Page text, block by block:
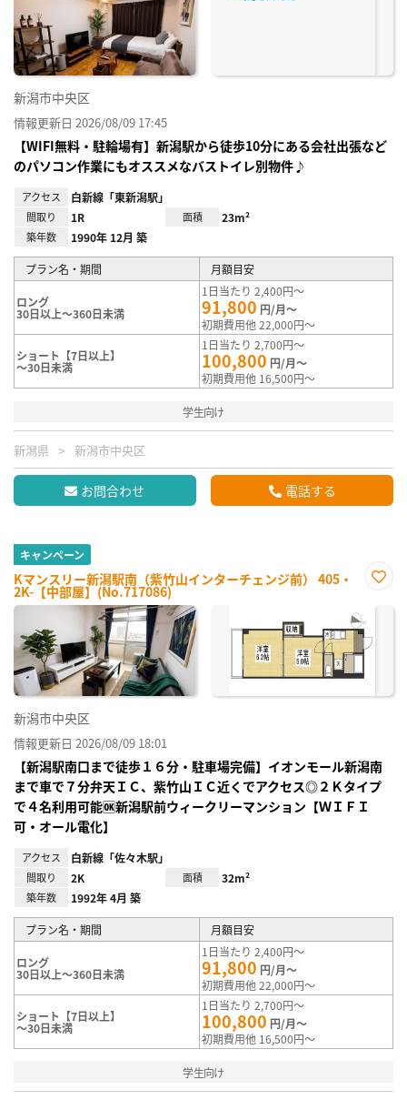
新潟市中央区
情報更新日 2026/08/09 17:45
【WIFI無料・駐輪場有】新潟駅から徒歩10分にある会社出張など
のパソコン作業にもオススメなバストイレ別物件♪
アクセス 白新線「東新潟駅」
間取り 1R 面積 23m²
築年数 1990年 12月 築
プラン名・期間 月額目安
ロング
30日以上～360日未満
1日当たり 2,400円～
91,800 円/月～
初期費用他 22,000円～
ショート【7日以上】
～30日未満
1日当たり 2,700円～
100,800 円/月～
初期費用他 16,500円～
学生向け
新潟県 新潟市中央区
お問合わせ 電話する
キャンペーン
Kマンスリー新潟駅南（紫竹山インターチェンジ前） 405・
2K-【中部屋】(No.717086)
に入
録
新潟市中央区
情報更新日 2026/08/09 18:01
【新潟駅南口まで徒歩１６分・駐車場完備】イオンモール新潟南
まで車で７分弁天ＩＣ、紫竹山ＩＣ近くでアクセス◎２Ｋタイプ
で４名利用可能🆗新潟駅前ウィークリーマンション【ＷＩＦＩ
可・オール電化】
アクセス 白新線「佐々木駅」
間取り 2K 面積 32m²
築年数 1992年 4月 築
プラン名・期間 月額目安
ロング
30日以上～360日未満
1日当たり 2,400円～
91,800 円/月～
初期費用他 22,000円～
ショート【7日以上】
～30日未満
1日当たり 2,700円～
100,800 円/月～
初期費用他 16,500円～
学生向け